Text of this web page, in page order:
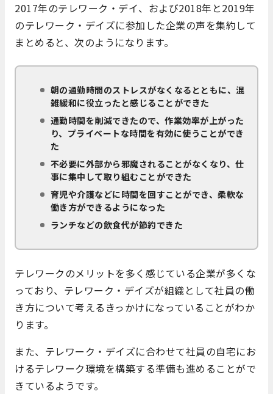
2017年のテレワーク・デイ、および2018年と2019年
のテレワーク・デイズに参加した企業の声を集約して
まとめると、次のようになります。
朝の通勤時間のストレスがなくなるとともに、混
雑緩和に役立ったと感じることができた
通勤時間を削減できたので、作業効率が上がった
り、プライベートな時間を有効に使うことができ
た
不必要に外部から邪魔されることがなくなり、仕
事に集中して取り組むことができた
育児や介護などに時間を回すことができ、柔軟な
働き方ができるようになった
ランチなどの飲食代が節約できた
テレワークのメリットを多く感じている企業が多くな
っており、テレワーク・デイズが組織として社員の働
き方について考えるきっかけになっていることがわか
ります。
また、テレワーク・デイズに合わせて社員の自宅にお
けるテレワーク環境を構築する準備も進めることがで
きているようです。